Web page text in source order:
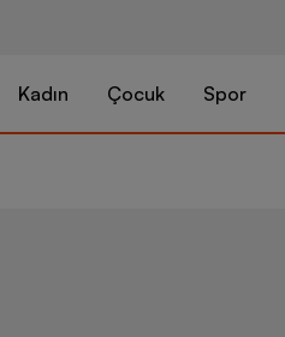
Kadın Çocuk Spor